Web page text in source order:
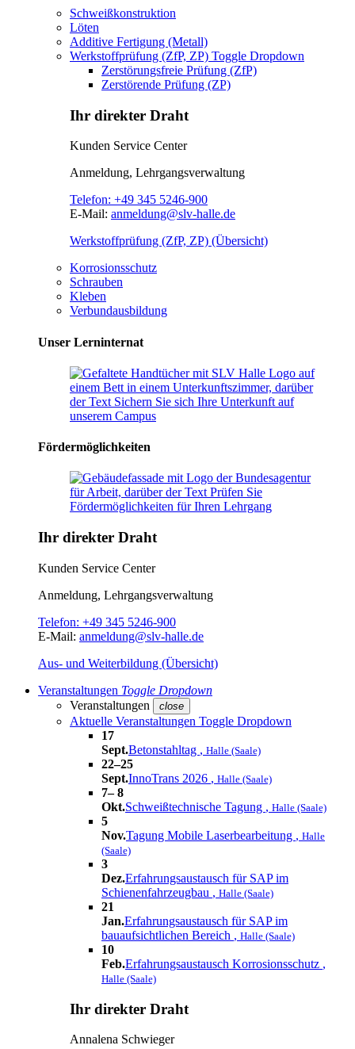
Schweißkonstruktion
Löten
Additive Fertigung (Metall)
Werkstoffprüfung (ZfP, ZP) Toggle Dropdown
Zerstörungsfreie Prüfung (ZfP)
Zerstörende Prüfung (ZP)
Ihr direkter Draht
Kunden Service Center
Anmeldung, Lehrgangsverwaltung
Telefon: +49 345 5246-900
E-Mail: anmeldung@slv-halle.de
Werkstoffprüfung (ZfP, ZP) (Übersicht)
Korrosionsschutz
Schrauben
Kleben
Verbundausbildung
Unser Lerninternat
Fördermöglichkeiten
Ihr direkter Draht
Kunden Service Center
Anmeldung, Lehrgangsverwaltung
Telefon: +49 345 5246-900
E-Mail: anmeldung@slv-halle.de
Aus- und Weiterbildung (Übersicht)
Veranstaltungen Toggle Dropdown
Veranstaltungen
close
Aktuelle Veranstaltungen Toggle Dropdown
17
Sept.Betonstahltag , Halle (Saale)
22–25
Sept.InnoTrans 2026 , Halle (Saale)
7– 8
Okt.Schweißtechnische Tagung , Halle (Saale)
5
Nov.Tagung Mobile Laserbearbeitung , Halle
(Saale)
3
Dez.Erfahrungsaustausch für SAP im
Schienenfahrzeugbau , Halle (Saale)
21
Jan.Erfahrungsaustausch für SAP im
bauaufsichtlichen Bereich , Halle (Saale)
10
Feb.Erfahrungsaustausch Korrosionsschutz ,
Halle (Saale)
Ihr direkter Draht
Annalena Schwieger